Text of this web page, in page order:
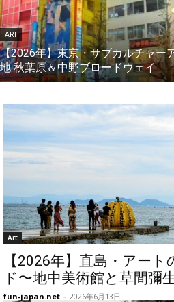
ART
【2026年】東京・サブカルチャー
地 秋葉原＆中野ブロードウェイ
Art
【2026年】直島・アート
ド〜地中美術館と草間彌
fun-japan.net - 2026年6月13日